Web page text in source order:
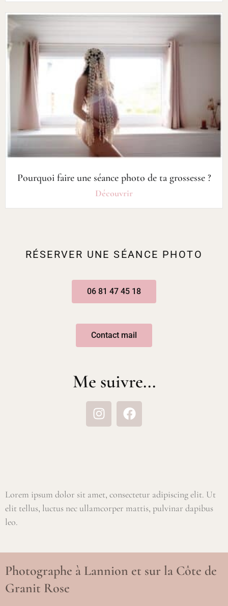
Pourquoi faire une séance photo de ta grossesse ?
Découvrir
RÉSERVER UNE SÉANCE PHOTO
06 81 47 45 18
Contact mail
Me suivre...
Lorem ipsum dolor sit amet, consectetur adipiscing elit. Ut
elit tellus, luctus nec ullamcorper mattis, pulvinar dapibus
leo.
Photographe à Lannion et sur la Côte de
Granit Rose